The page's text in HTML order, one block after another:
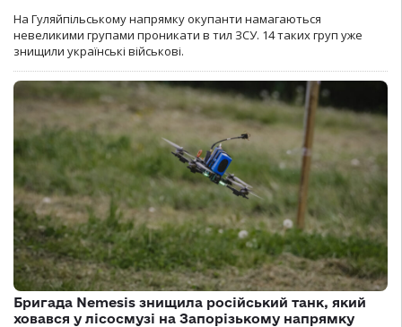
На Гуляйпільському напрямку окупанти намагаються
невеликими групами проникати в тил ЗСУ. 14 таких груп уже
знищили українські військові.
Бригада Nemesis знищила російський танк, який
ховався у лісосмузі на Запорізькому напрямку